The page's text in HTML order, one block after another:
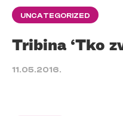
UNCATEGORIZED
Tribina ‘Tko
11.05.2016.